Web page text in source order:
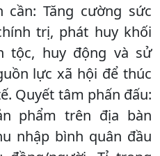
Tăng cường sức
trị, phát huy khối
tộc, huy động và sử
lực xã hội để thúc
Quyết tâm phấn đấu:
phẩm trên địa bàn
nhập bình quân đầu